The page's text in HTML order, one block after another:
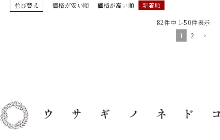
並び替え 価格が安い順 価格が高い順 新着順
82件中 1-50件表示
1
2